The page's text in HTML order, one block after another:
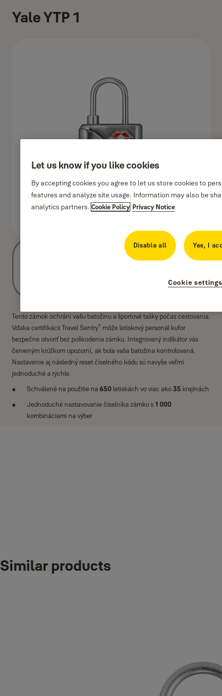
Yale YTP 1
Tento zámok ochráni vašu batožinu a športové tašky počas cestovania.
Vďaka certifikácii Travel Sentry® môže letiskový personál kufor
bezpečne otvoriť bez poškodenia zámku. Integrovaný indikátor vás
červeným krúžkom upozorní, ak bola vaša batožina kontrolovaná.
Nastavenie aj následný reset číselného kódu sú navyše veľmi
jednoduché a rýchle.
Schválené na použitie na 650 letiskách vo viac ako35 krajinách
Jednoduché nastavovanie číselníka zámku s1 000
kombináciami na výber
Similar products
Let us know if you like cookies
By accepting cookies you agree to let us store cookies to
features and analyze site usage. Information may also be
analytics partners. Cookie Policy Privacy Notice
Disable all Yes, I
Cookie settings